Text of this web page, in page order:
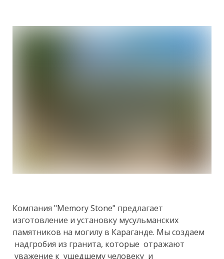
Компания "Memory Stone" предлагает
изготовление и установку мусульманских
памятников на могилу в Караганде. Мы создаем
надгробия из гранита, которые отражают
уважение к ушедшему человеку и